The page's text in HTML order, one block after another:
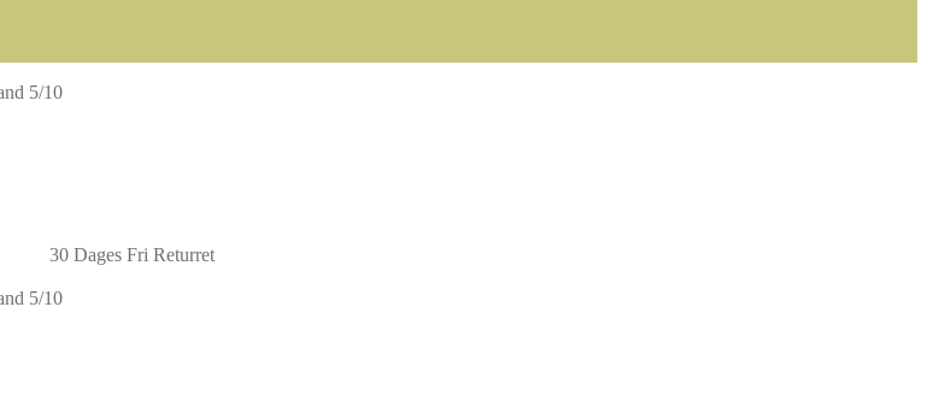
5/10
30 Dages Fri Returret
5/10